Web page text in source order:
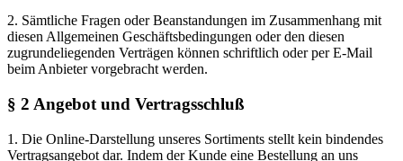
Vertragsangebot dar. Indem der Kunde eine Bestellung an uns
schickt, gibt er ein verbindliches Angebot ab. Wir behalten uns die
freie Entscheidung über die Annahme dieses Angebots vor.
Berechnung an den Besteller erfolgt und/oder wenn der Auftrag
dem Besteller in Textform bestätigt wird. Soweit eine Bestellung
eines Kunden nicht angenommen wird, wird ihm dies unmittelbar
mitgeteilt.